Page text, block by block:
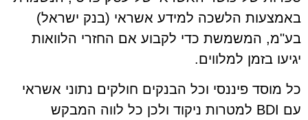
באמצעות הלשכה למידע אשראי (בנק ישראל)
בע"מ, המשמשת כדי לקבוע אם החזרי הלוואות
יגיעו בזמן למלווים.
כל מוסד פיננסי וכל הבנקים חולקים נתוני אשראי
עם BDI למטרות ניקוד ולכן כל לווה המבקש